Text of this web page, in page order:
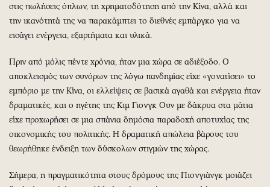
Θέατρο-Χορός
Μουσική
Εικαστικά
Βιβλίο
Χειρόγραφα
Podcasts
Uncut
Προσωπικότητες στην ''Κ''
Επιστολές
στις πωλήσεις όπλων, τη χρηματοδότηση από την Κίνα, αλλά και
την ικανότητά της να παρακάμπτει το διεθνές εμπάργκο για να
εισάγει ενέργεια, εξαρτήματα και υλικά.
Πριν από μόλις πέντε χρόνια, ήταν μια χώρα σε αδιέξοδο. Ο
αποκλεισμός των συνόρων της λόγω πανδημίας είχε «γονατίσει» το
εμπόριο με την Κίνα, οι ελλείψεις σε βασικά αγαθά και ενέργεια ήταν
δραματικές, και ο ηγέτης της Κιμ Γιονγκ Ουν με δάκρυα στα μάτια
είχε προχωρήσει σε μια σπάνια δημόσια παραδοχή αποτυχίας της
οικονομικής του πολιτικής. Η δραματική απώλεια βάρους του
θεωρήθηκε ένδειξη των δύσκολων στιγμών της χώρας.
Σήμερα, η πραγματικότητα στους δρόμους της Πιονγιάνγκ μοιάζει